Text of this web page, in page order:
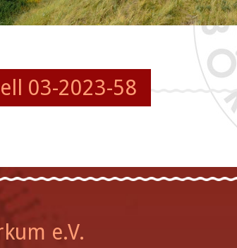
03-2023-58
e.V.